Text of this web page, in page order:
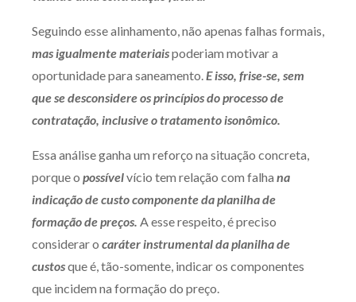
Seguindo esse alinhamento, não apenas falhas formais,
mas igualmente materiaispoderiam motivar a
oportunidade para saneamento.E isso, frise-se, sem
que se desconsidere os princípios do processo de
contratação, inclusive o tratamento isonômico.
Essa análise ganha um reforço na situação concreta,
porque o possívelvício tem relação com falha na
indicação de custo componente da planilha de
formação de preços. A esse respeito, é preciso
considerar o caráter instrumental da planilha de
custosque é, tão-somente, indicar os componentes
que incidem na formação do preço.